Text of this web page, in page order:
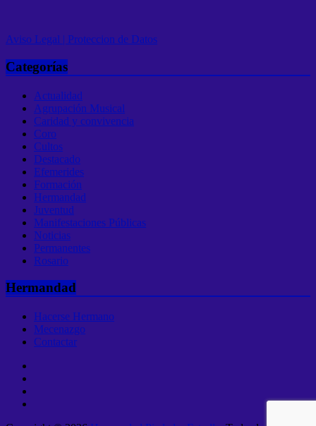
Aviso Legal | Proteccion de Datos
Categorías
Actualidad
Agrupación Musical
Caridad y convivencia
Coro
Cultos
Destacado
Efemerides
Formación
Hermandad
Juventud
Manifestaciones Públicas
Noticias
Permanentes
Rosario
Hermandad
Hacerse Hermano
Mecenazgo
Contactar